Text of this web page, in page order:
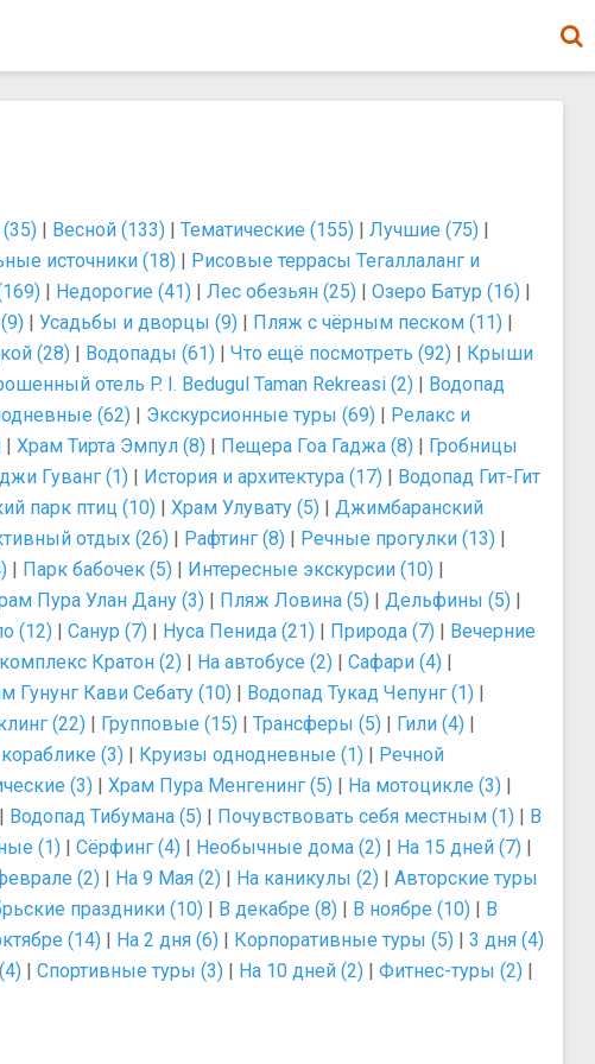
| Весной (133) | Тематические (155) | Лучшие (75) |
источники (18) | Рисовые террасы Тегаллаланг и
| Недорогие (41) | Лес обезьян (25) | Озеро Батур (16) |
| Усадьбы и дворцы (9) | Пляж с чёрным песком (11) |
(28) | Водопады (61) | Что ещё посмотреть (92) | Крыши
отель P. I. Bedugul Taman Rekreasi (2) | Водопад
(62) | Экскурсионные туры (69) | Релакс и
| Храм Тирта Эмпул (8) | Пещера Гоа Гаджа (8) | Гробницы
Гуванг (1) | История и архитектура (17) | Водопад Гит-Гит
парк птиц (10) | Храм Улувату (5) | Джимбаранский
отдых (26) | Рафтинг (8) | Речные прогулки (13) |
| Парк бабочек (5) | Интересные экскурсии (10) |
Пура Улан Дану (3) | Пляж Ловина (5) | Дельфины (5) |
(12) | Санур (7) | Нуса Пенида (21) | Природа (7) | Вечерние
Кратон (2) | На автобусе (2) | Сафари (4) |
Гунунг Кави Себату (10) | Водопад Тукад Чепунг (1) |
(22) | Групповые (15) | Трансферы (5) | Гили (4) |
(3) | Круизы однодневные (1) | Речной
(3) | Храм Пура Менгенинг (5) | На мотоцикле (3) |
| Водопад Тибумана (5) | Почувствовать себя местным (1) | В
(1) | Сёрфинг (4) | Необычные дома (2) | На 15 дней (7) |
(2) | На 9 Мая (2) | На каникулы (2) | Авторские туры
праздники (10) | В декабре (8) | В ноябре (10) | В
(14) | На 2 дня (6) | Корпоративные туры (5) | 3 дня (4)
| Спортивные туры (3) | На 10 дней (2) | Фитнес-туры (2) |